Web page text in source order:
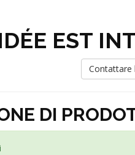
EST
Contattare
DI